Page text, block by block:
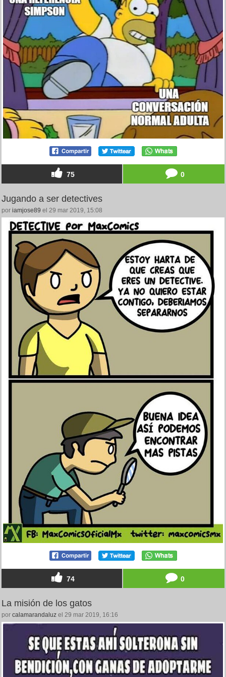
75 0
Jugando a ser detectives
por iamjose89 el 29 mar 2019, 15:08
74 0
La misión de los gatos
por calamarandaluz el 29 mar 2019, 16:16